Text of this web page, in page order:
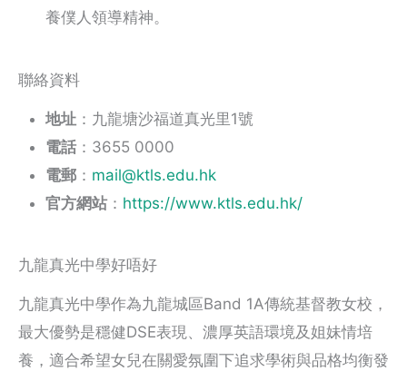
養僕人領導精神。
聯絡資料
地址 ：九龍塘沙福道真光里1號
電話 ：3655 0000
電郵 ： mail@ktls.edu.hk
官方網站 ： https://www.ktls.edu.hk/
九龍真光中學好唔好
九龍真光中學作為九龍城區Band 1A傳統基督教女校，
最大優勢是穩健DSE表現、濃厚英語環境及姐妹情培
養，適合希望女兒在關愛氛圍下追求學術與品格均衡發